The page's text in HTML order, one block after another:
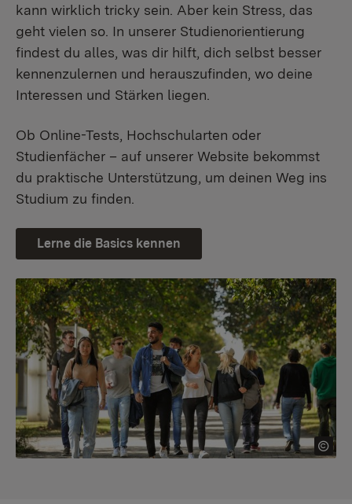
kann wirklich tricky sein. Aber kein Stress, das
geht vielen so. In unserer Studienorientierung
findest du alles, was dir hilft, dich selbst besser
kennenzulernen und herauszufinden, wo deine
Interessen und Stärken liegen.
Ob Online-Tests, Hochschularten oder
Studienfächer – auf unserer Website bekommst
du praktische Unterstützung, um deinen Weg ins
Studium zu finden.
Lerne die Basics kennen